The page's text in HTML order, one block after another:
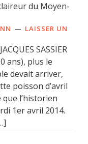
du Moyen-
LAISSER UN
SASSIER
ans), plus le
devait arriver,
poisson d’avril
l’historien
1er avril 2014.